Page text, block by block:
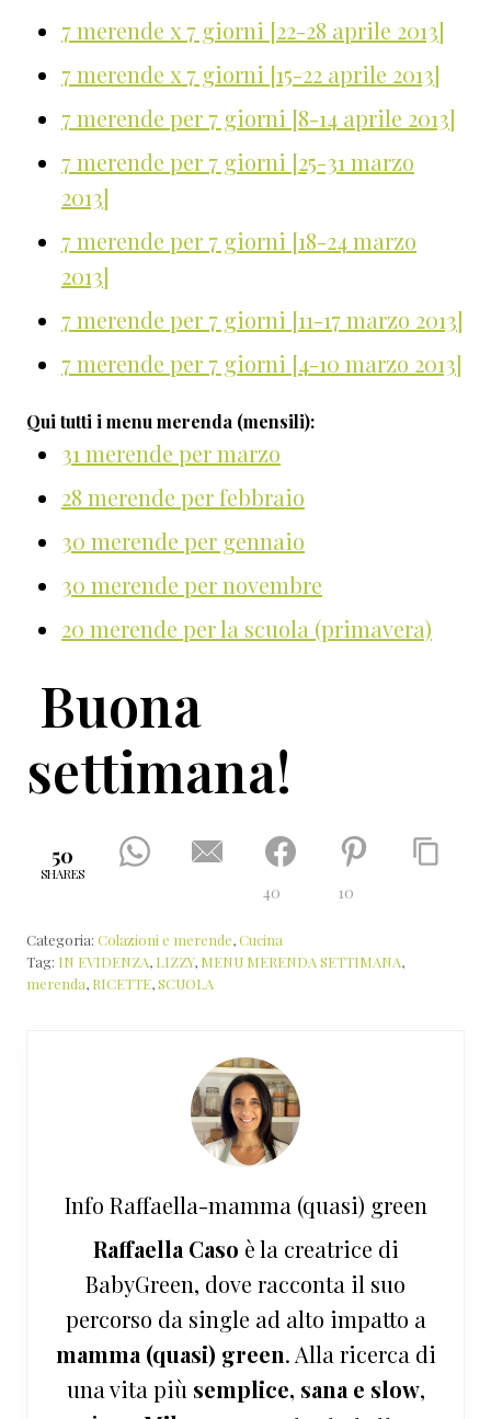
7 merende x 7 giorni [22-28 aprile 2013]
7 merende x 7 giorni [15-22 aprile 2013]
7 merende per 7 giorni [8-14 aprile 2013]
7 merende per 7 giorni [25-31 marzo
2013]
7 merende per 7 giorni [18-24 marzo
2013]
7 merende per 7 giorni [11-17 marzo 2013]
7 merende per 7 giorni [4-10 marzo 2013]
Qui tutti i menu merenda (mensili):
31 merende per marzo
28 merende per febbraio
30 merende per gennaio
30 merende per novembre
20 merende per la scuola (primavera)
Buona
settimana!
50
SHARES
40 10
Categoria: Colazioni e merende,Cucina
Tag: IN EVIDENZA, LIZZY, MENU MERENDA SETTIMANA,
merenda, RICETTE,SCUOLA
Info Raffaella-mamma (quasi) green
Raffaella Caso è la creatrice di
BabyGreen, dove racconta il suo
percorso da single ad alto impatto a
mamma (quasi) green. Alla ricerca di
una vita più semplice, sana e slow,